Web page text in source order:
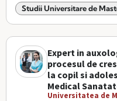
Studii Universitare de
Expert in
procesul de
la copil si
Medical
Universitatea de